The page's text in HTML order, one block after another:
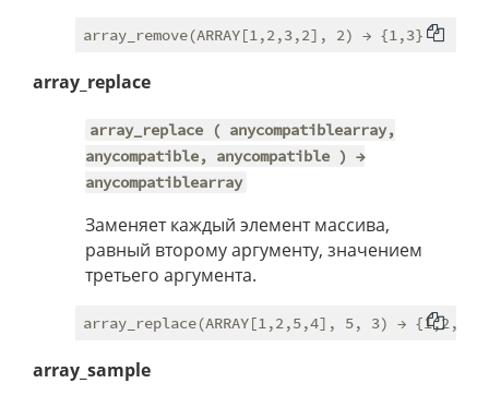
array_replace
array_replace ( anycompatiblearray,
anycompatible, anycompatible ) →
anycompatiblearray
Заменяет каждый элемент массива,
равный второму аргументу, значением
третьего аргумента.
array_sample